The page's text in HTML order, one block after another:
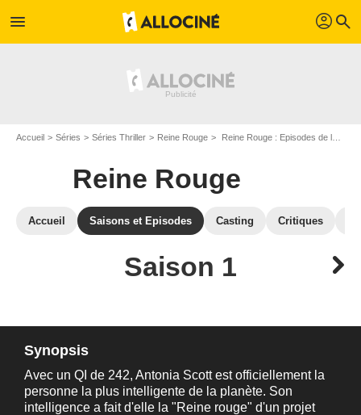
menu profil search
Accueil Séries Séries Thriller Reine Rouge Reine Rouge : Episodes de la saison 1
Reine Rouge
Accueil Saisons et Episodes Casting Critiques
Saison 1
Synopsis
Avec un QI de 242, Antonia Scott est officiellement la
personne la plus intelligente de la planète. Son
intelligence a fait d'elle la "Reine rouge" d'un projet